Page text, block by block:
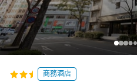
商務酒店